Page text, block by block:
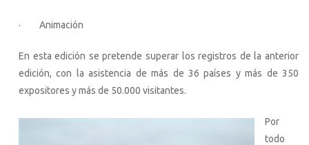
· Animación
En esta edición se pretende superar los registros de la anterior
edición, con la asistencia de más de 36 países y más de 350
expositores y más de 50.000 visitantes.
Por
todo